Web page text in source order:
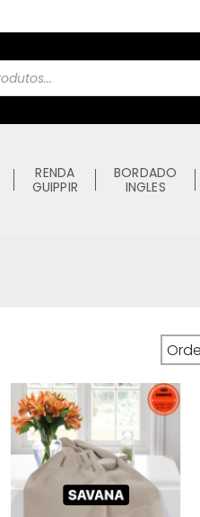
RENDA
GUIPPIR
BORDADO
INGLES